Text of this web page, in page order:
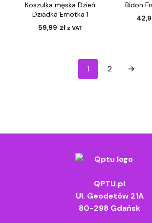
Koszulka męska Dzień
Dziadka Emotka 1
59,99 zł z VAT
Bidon
1 2 →
QPTU.pl
Ul. Geodetów 21A
80-298 Gdańsk